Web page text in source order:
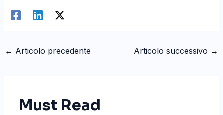
← Articolo precedente Articolo successivo →
Must Read